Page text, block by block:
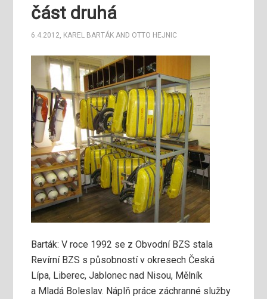
část druhá
6.4.2012, KAREL BARTÁK AND OTTO HEJNIC
Barták: V roce 1992 se z Obvodní BZS stala
Revírní BZS s působností v okresech Česká
Lípa, Liberec, Jablonec nad Nisou, Mělník
a Mladá Boleslav. Náplň práce záchranné služby